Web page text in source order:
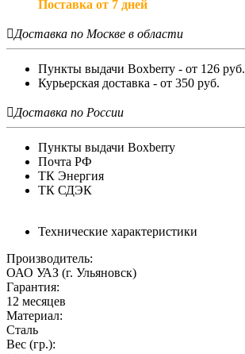
Поставка от 7 дней
Доставка по Москве в области
Пункты выдачи Boxberry - от 126 руб.
Курьерская доставка - от 350 руб.
Доставка по России
Пункты выдачи Boxberry
Почта РФ
ТК Энергия
ТК СДЭК
Технические характеристики
Производитель:
ОАО УАЗ (г. Ульяновск)
Гарантия:
12 месяцев
Материал:
Сталь
Вес (гр.):